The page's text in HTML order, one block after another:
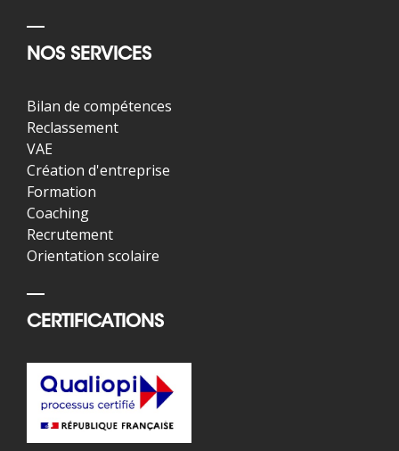
NOS SERVICES
Bilan de compétences
Reclassement
VAE
Création d'entreprise
Formation
Coaching
Recrutement
Orientation scolaire
CERTIFICATIONS